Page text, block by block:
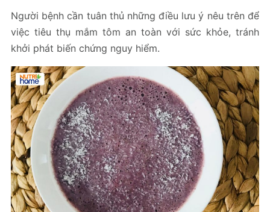
Người bệnh cần tuân thủ những điều lưu ý nêu trên để
việc tiêu thụ mắm tôm an toàn với sức khỏe, tránh
khởi phát biến chứng nguy hiểm.